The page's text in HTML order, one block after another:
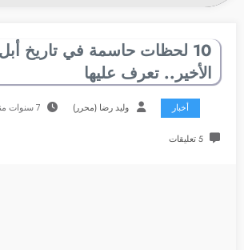
10 لحظات حاسمة في تاريخ
الأخير.. تعرف عليها
أخبار وليد رضا (محرر) 7 سنوات منذ النشر
5 تعليقات